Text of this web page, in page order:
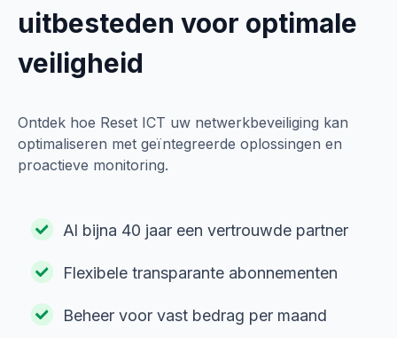
uitbesteden voor optimale
veiligheid
Ontdek hoe Reset ICT uw netwerkbeveiliging kan
optimaliseren met geïntegreerde oplossingen en
proactieve monitoring.
Al bijna 40 jaar een vertrouwde partner
Flexibele transparante abonnementen
Beheer voor vast bedrag per maand